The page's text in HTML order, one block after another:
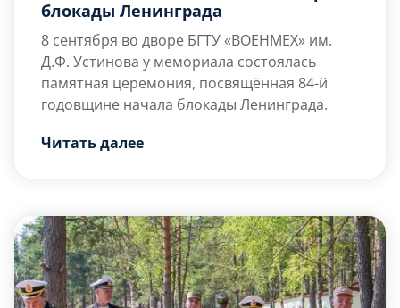
блокады Ленинграда
8 сентября во дворе БГТУ «ВОЕНМЕХ» им.
Д.Ф. Устинова у мемориала состоялась
памятная церемония, посвящённая 84-й
годовщине начала блокады Ленинграда.
гости университета собрались, чтобы
К участникам мероприятия обратился
проректор по образовательной
деятельности Александр Владимирович
Суслин. Он отметил, что блокада
Ленинграда – это символ […]
Читать далее